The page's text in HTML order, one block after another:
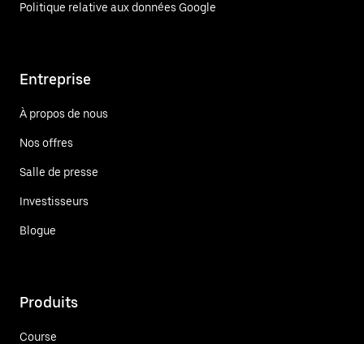
Politique relative aux données Google
Entreprise
À propos de nous
Nos offres
Salle de presse
Investisseurs
Blogue
Produits
Course